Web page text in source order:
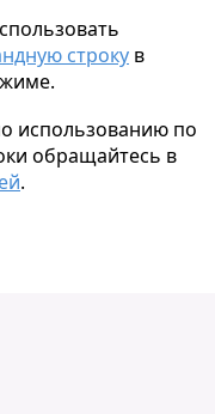
строку в
использованию по
обращайтесь в
.